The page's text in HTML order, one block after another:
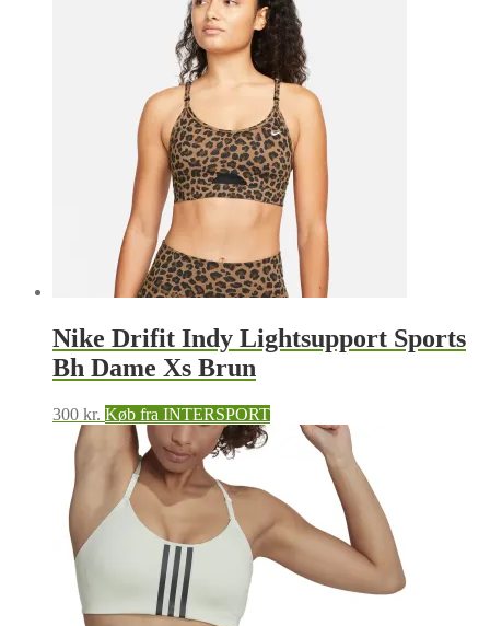
Nike Drifit Indy Lightsupport Sports
Bh Dame Xs Brun
300 kr. Køb fra INTERSPORT